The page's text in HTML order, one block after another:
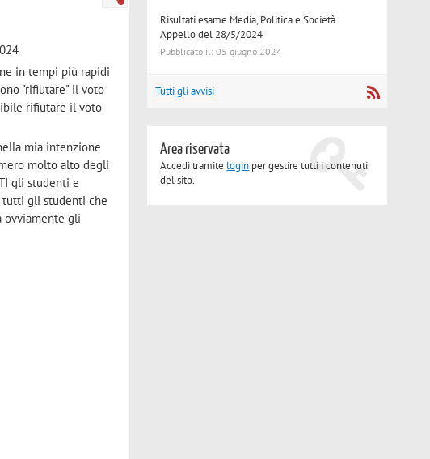
in tempi più rapidi
"rifiutare" il voto
rifiutare il voto
mia intenzione
molto alto degli
gli studenti e
tutti gli studenti che
ovviamente gli
Risultati esame Media, Politica e Società.
Appello del 28/5/2024
Pubblicato il: 05 giugno 2024
Tutti gli avvisi
Area riservata
Accedi tramite login per gestire tutti i contenuti
del sito.